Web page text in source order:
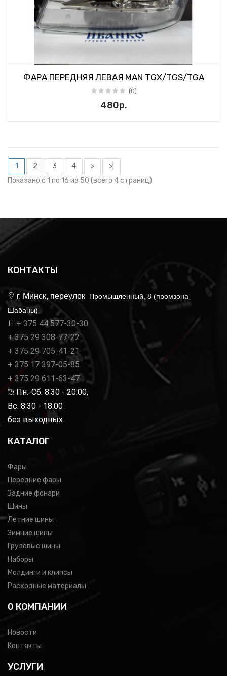
ФАРА ПЕРЕДНЯЯ ЛЕВАЯ MAN TGX/TGS/TGA
(0)
480р.
1 2 3 4 >
>|
Показано с 1 по 16 из 50 (всего 4 страниц)
КОНТАКТЫ
г. Минск, переулок Промышленный, 8 (промзона
Шабаны)
+ 375 44 577-30-30
+ 375 29 308-77-22
+ 375 29 705-41-21
+ 375 17 397-05-85
+ 375 29 611-63-47
Пн.-Сб. 8:30 - 20:00,
Вс. 8:30 - 18.00
без выходных
КАТАЛОГ
Фары
Передние фары
Задние фонари
Шины
Летние шины
Зимние шины
Грузовые шины
Наборы
Молдинги и клипсы
Расходные материалы
0 КОМПАНИИ
Новости
Контакты
УСЛУГИ